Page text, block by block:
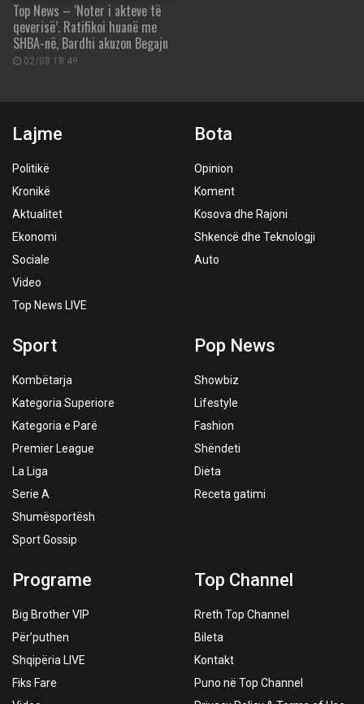
Top News – ‘Noter i akteve të
qeverisë’. Ratifikoi huanë me
SHBA-në, Bardhi akuzon Begajn
02/08 18:49
Lajme
Politikë
Kronikë
Aktualitet
Ekonomi
Sociale
Video
Top News LIVE
Bota
Opinion
Koment
Kosova dhe Rajoni
Shkencë dhe Teknologji
Auto
Sport
Kombëtarja
Kategoria Superiore
Kategoria e Parë
Premier League
La Liga
Serie A
Shumësportësh
Sport Gossip
Pop News
Showbiz
Lifestyle
Fashion
Shëndeti
Dieta
Receta gatimi
Programe
Big Brother VIP
Për’puthen
Shqipëria LIVE
Fiks Fare
Top Channel
Rreth Top Channel
Bileta
Kontakt
Puno në Top Channel